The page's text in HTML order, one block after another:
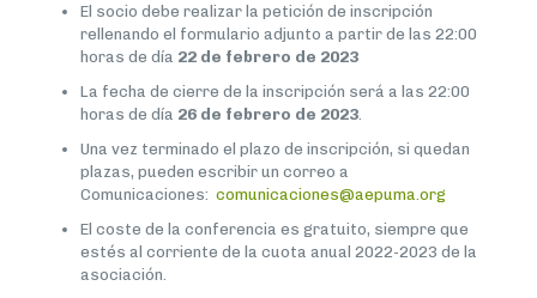
El socio debe realizar la petición de inscripción
rellenando el formulario adjunto a partir de las 22:00
horas de día 22 de febrero de 2023
La fecha de cierre de la inscripción será a las 22:00
horas de día 26 de febrero de 2023.
Una vez terminado el plazo de inscripción, si quedan
plazas, pueden escribir un correo a
Comunicaciones: comunicaciones@aepuma.org
El coste de la conferencia es gratuito, siempre que
estés al corriente de la cuota anual 2022-2023 de la
asociación.